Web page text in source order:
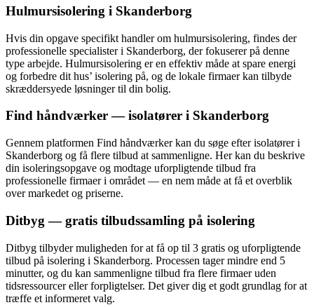
Hulmursisolering i Skanderborg
Hvis din opgave specifikt handler om hulmursisolering, findes der
professionelle specialister i Skanderborg, der fokuserer på denne
type arbejde. Hulmursisolering er en effektiv måde at spare energi
og forbedre dit hus’ isolering på, og de lokale firmaer kan tilbyde
skræddersyede løsninger til din bolig.
Find håndværker — isolatører i Skanderborg
Gennem platformen Find håndværker kan du søge efter isolatører i
Skanderborg og få flere tilbud at sammenligne. Her kan du beskrive
din isoleringsopgave og modtage uforpligtende tilbud fra
professionelle firmaer i området — en nem måde at få et overblik
over markedet og priserne.
Ditbyg — gratis tilbudssamling på isolering
Ditbyg tilbyder muligheden for at få op til 3 gratis og uforpligtende
tilbud på isolering i Skanderborg. Processen tager mindre end 5
minutter, og du kan sammenligne tilbud fra flere firmaer uden
tidsressourcer eller forpligtelser. Det giver dig et godt grundlag for at
træffe et informeret valg.